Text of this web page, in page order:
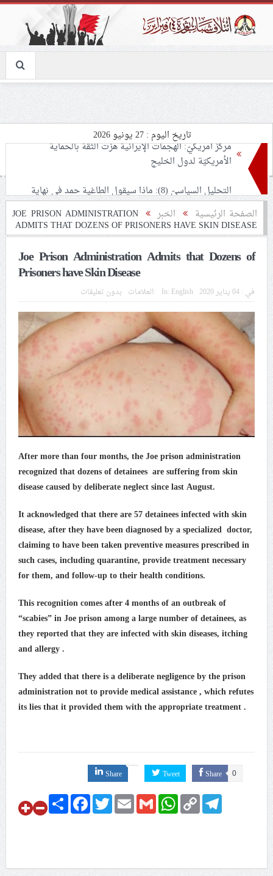
تاريخ اليوم : 27 يونيو 2026
التحليل السياسيّ (8): ماذا سيقول الطاغية حمد في نهاية
موسم عاشوراء؟.. شعب البحرين يرسم معادلة النصر على
الأرض: «مثلي لا يبايع مثله»
نسائيّة ائتلاف 14 فبراير: اعتقال «الأستاذة فاطمة هارون»
يأتي في سياق الحرب على شيعة البحرين
لجنة مراسم الوداع والتشييع ومواراة الجثمان للإمام الشهيد
السيّد علي الحسيني الخامنئي تنشر تفاصيل التشييع في
إيران والعراق
تحذيرات من استغلال الأوضاع في غزّة لإشعال صراعات
داخليّة تخدم الاحتلال
ملفّ إنسانيّ مؤلم.. الأسيرات الفلسطينيّات بين القمع
والإهمال الطبي
55 مأتمًا وحسينيّة يعترضون على الإجراءات القمعيّة للنظام
في موسم عاشوراء
النظام الخليفيّ يدسّ عيونه بين المشاركين في مواكب العزاء
ويعتقل العشرات من الشبّان
الموقف الأسبوعيّ: شعب البحرين سيقطع الأيدي التي تنال
من شعائر عاشوراء.. ولن يساوم على هويّته وقيمه في
الحريّة والتحرير
مقال: عاشوراء البحرين… ميدان جهاد بالكلمة
مركز أمريكيّ: الهجمات الإيرانية هزّت الثقة بالحماية
الأمريكيّة لدول الخليج
الصفحة الرئيسية الخبر JOE PRISON ADMINISTRATION
ADMITS THAT DOZENS OF PRISONERS HAVE SKIN DISEASE
Joe Prison Administration Admits that Dozens of
Prisoners have Skin Disease
في :04 يناير 2020 In:English بدون تعليقات
After more than four months, the Joe prison administration
recognized that dozens of detainees are suffering from skin
disease caused by deliberate neglect since last August.
It acknowledged that there are 57 detainees infected with skin
disease, after they have been diagnosed by a specialized doctor,
claiming to have been taken preventive measures prescribed in
such cases, including quarantine, provide treatment necessary
for them, and follow-up to their health conditions.
This recognition comes after 4 months of an outbreak of
“scabies” in Joe prison among a large number of detainees, as
they reported that they are infected with skin diseases, itching
and allergy .
They added that there is a deliberate negligence by the prison
administration not to provide medical assistance , which refutes
its lies that it provided them with the appropriate treatment .
Share 0
Tweet
Share
Share FacebookTwitterEmailGmailWhatsApp
Copy
Link